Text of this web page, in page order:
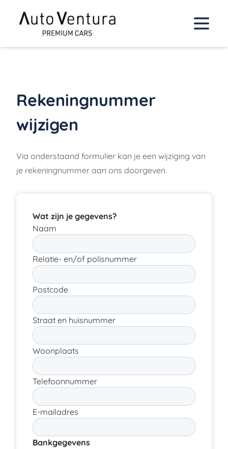
Rekeningnummer
wijzigen
Via onderstaand formulier kan je een wijziging van
je rekeningnummer aan ons doorgeven.
Wat zijn je gegevens?
Naam
Relatie- en/of polisnummer
Postcode
Straat en huisnummer
Woonplaats
Telefoonnummer
E-mailadres
Bankgegevens